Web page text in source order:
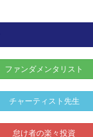
ファンダメンタリスト
チャーティスト先生
怠け者の楽々投資